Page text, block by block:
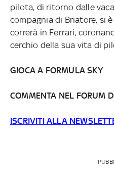
pilota, di ritorno dalle
compagnia di Briatore, si
correrà in Ferrari,
cerchio della sua vita di
GIOCA A FORMULA SKY
COMMENTA NEL FORUM
ISCRIVITI ALLA